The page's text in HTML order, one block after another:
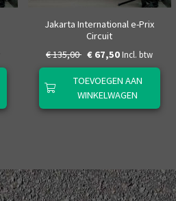
Jakarta International e-Prix
Circuit
€ 135,00 € 67,50 Incl. btw
TOEVOEGEN AAN
WINKELWAGEN